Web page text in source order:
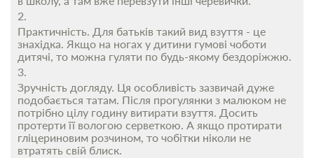
Практичність. Для батьків такий вид взуття - це
знахідка. Якщо на ногах у дитини гумові чоботи
дитячі, то можна гуляти по будь-якому бездоріжжю.
Зручність догляду. Ця особливість зазвичай дуже
подобається татам. Після прогулянки з малюком не
потрібно цілу годину витирати взуття. Досить
протерти її вологою серветкою. А якщо протирати
гліцериновим розчином, то чобітки ніколи не
втратять свій блиск.